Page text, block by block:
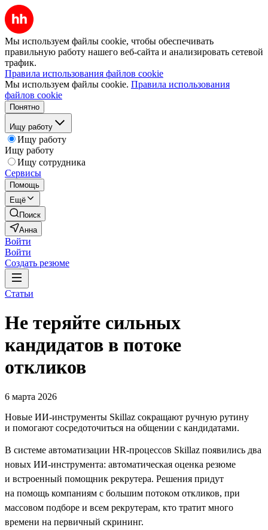
Мы используем файлы cookie, чтобы обеспечивать
правильную работу нашего веб-сайта и анализировать сетевой
трафик.
Правила использования файлов cookie
Мы используем файлы cookie. Правила использования
файлов cookie
Понятно
Ищу работу
Ищу работу
Ищу работу
Ищу сотрудника
Сервисы
Помощь
Ещё
Поиск
Анна
Войти
Войти
Создать резюме
Статьи
Не теряйте сильных
кандидатов в потоке
откликов
6 марта 2026
Новые ИИ-инструменты Skillaz сокращают ручную рутину
и помогают сосредоточиться на общении с кандидатами.
В системе автоматизации HR-процессов Skillaz появились два
новых ИИ-инструмента: автоматическая оценка резюме
и встроенный помощник рекрутера. Решения придут
на помощь компаниям с большим потоком откликов, при
массовом подборе и всем рекрутерам, кто тратит много
времени на первичный скрининг.